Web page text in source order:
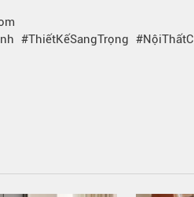
#ThiếtKếSangTrọng